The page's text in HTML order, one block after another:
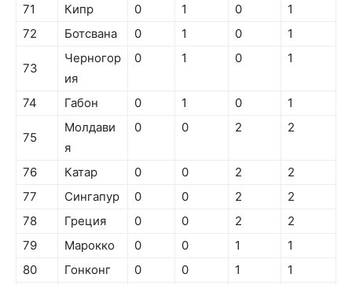
71 Кипр 0 1 0
1
72
Ботсвана 0 1 0 1
73
Черногор
ия
0 1 0 1
74 Габон 0 1 0 1
75
Молдави
я
0 0 2 2
76 Катар 0 0 2
2
77
Сингапур 0 0 2
2
78
Греция 0 0 2
2
79
Марокко 0 0 1
1
80
Гонконг 0 0 1 1